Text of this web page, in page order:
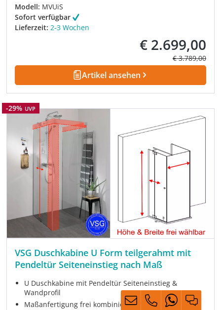
Modell: MVUiS
Sofort verfügbar
Lieferzeit: 2-3 Wochen
Verkaufspreis:
€ 2.699,00
Regulärer
€ 3.789,00
Artikel ansehen
Rabatt
-29% UVP
VSG Duschkabine U Form teilgerahmt mit
Pendeltür Seiteneinstieg nach Maß
U Duschkabine mit Pendeltür Seiteneinstieg &
Wandprofil
Maßanfertigung frei kombinierbar bis 125 x 125 cm